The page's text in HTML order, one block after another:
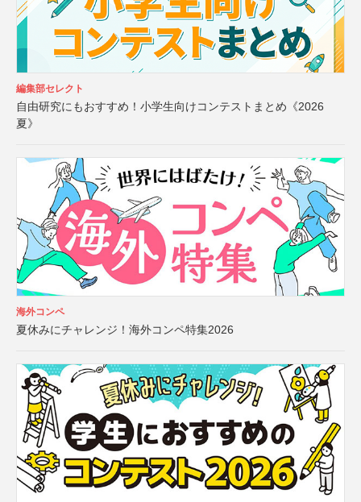
編集部セレクト
自由研究にもおすすめ！小学生向けコンテストまとめ《2026
夏》
海外コンペ
夏休みにチャレンジ！海外コンペ特集2026